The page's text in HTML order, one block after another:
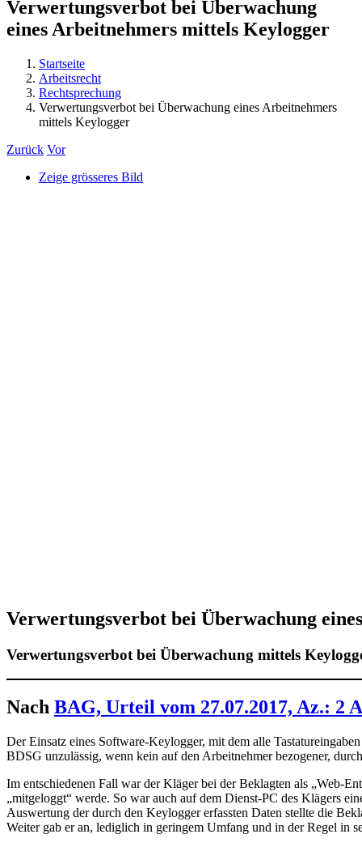
Verwertungsverbot bei Überwachung
eines Arbeitnehmers mittels Keylogger
Startseite
Arbeitsrecht
Rechtsprechung
Verwertungsverbot bei Überwachung eines Arbeitnehmers
mittels Keylogger
Zurück Vor
Zeige grösseres Bild
Verwertungsverbot bei Überwachung
Verwertungsverbot bei Überwachung mittels
Nach BAG, Urteil vom 27.07.2017, Az.: 2
Der Einsatz eines Software-Keylogger, mit dem alle
BDSG unzulässig, wenn kein auf den Arbeitnehmer bezogener,
Im entschiedenen Fall war der Kläger bei der Beklagten als „Web-
„mitgeloggt“ werde. So war auch auf dem Dienst-PC des Klägers
Auswertung der durch den Keylogger erfassten Daten stellte die
Weiter gab er an, lediglich in geringem Umfang und in der Regel in